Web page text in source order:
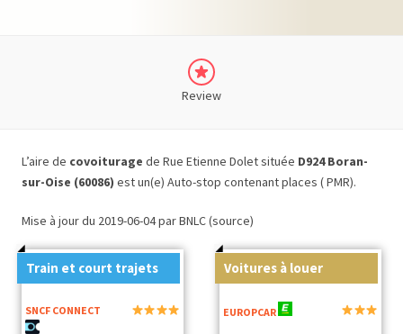
Review
L’aire de covoiturage de Rue Etienne Dolet située D924 Boran-
sur-Oise (60086) est un(e) Auto-stop contenant places ( PMR).
Mise à jour du 2019-06-04 par BNLC (source)
Train et court trajets
SNCF CONNECT
Voitures à louer
EUROPCAR